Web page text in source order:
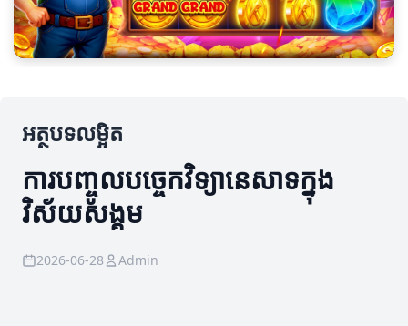
អត្ថបទលម្អិត
ការបញ្ចូលបច្ចេកវិទ្យានេសាទក្នុង
វិស័យសង្គម
2026-06-28 Admin